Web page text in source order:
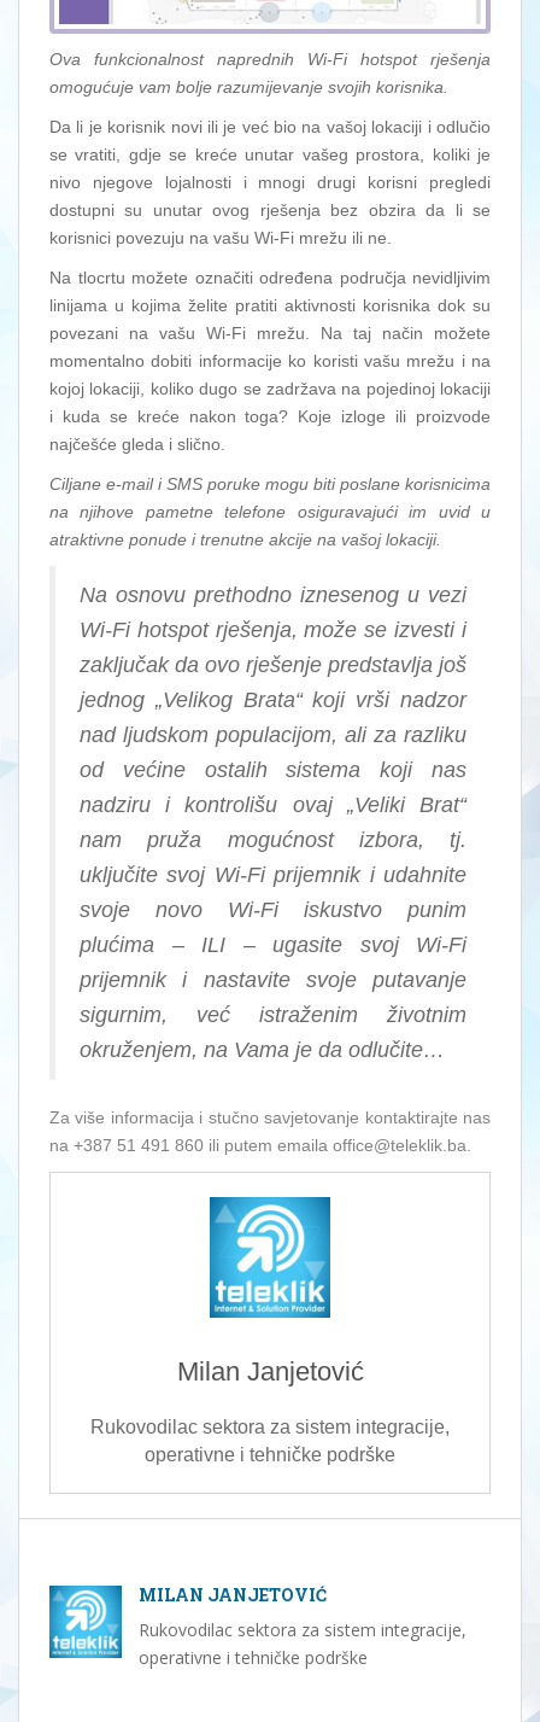
Ova funkcionalnost naprednih Wi-Fi hotspot rješenja
omogućuje vam bolje razumijevanje svojih korisnika.
Da li je korisnik novi ili je već bio na vašoj lokaciji i odlučio
se vratiti, gdje se kreće unutar vašeg prostora, koliki je
nivo njegove lojalnosti i mnogi drugi korisni pregledi
dostupni su unutar ovog rješenja bez obzira da li se
korisnici povezuju na vašu Wi-Fi mrežu ili ne.
Na tlocrtu možete označiti određena područja nevidljivim
linijama u kojima želite pratiti aktivnosti korisnika dok su
povezani na vašu Wi-Fi mrežu. Na taj način možete
momentalno dobiti informacije ko koristi vašu mrežu i na
kojoj lokaciji, koliko dugo se zadržava na pojedinoj lokaciji
i kuda se kreće nakon toga? Koje izloge ili proizvode
najčešće gleda i slično.
Ciljane e-mail i SMS poruke mogu biti poslane korisnicima
na njihove pametne telefone osiguravajući im uvid u
atraktivne ponude i trenutne akcije na vašoj lokaciji.
Na osnovu prethodno iznesenog u vezi
Wi-Fi hotspot rješenja, može se izvesti i
zaključak da ovo rješenje predstavlja još
jednog „Velikog Brata“ koji vrši nadzor
nad ljudskom populacijom, ali za razliku
od većine ostalih sistema koji nas
nadziru i kontrolišu ovaj „Veliki Brat“
nam pruža mogućnost izbora, tj.
uključite svoj Wi-Fi prijemnik i udahnite
svoje novo Wi-Fi iskustvo punim
plućima – ILI – ugasite svoj Wi-Fi
prijemnik i nastavite svoje putavanje
sigurnim, već istraženim životnim
okruženjem, na Vama je da odlučite…
Za više informacija i stučno savjetovanje kontaktirajte nas
na +387 51 491 860 ili putem emaila office@teleklik.ba.
Milan Janjetović
Rukovodilac sektora za sistem integracije,
operativne i tehničke podrške
MILAN JANJETOVIĆ
Rukovodilac sektora za sistem integracije,
operativne i tehničke podrške